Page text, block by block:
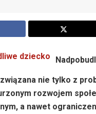
nie tylko z
rozwojem
a nawet